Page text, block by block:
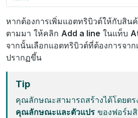
หากต้องการเพิ่มแอตทริบิวต์ให้กับสิน
ตามมา ให้คลิก Add a line ในแท็บ
จากนั้นเลือกแอตทริบิวต์ที่ต้องการจาก
ปรากฏขึ้น
Tip
คุณลักษณะสามารถสร้างได้โดยตร
คุณลักษณะและตัวแปร ของฟอร์ม